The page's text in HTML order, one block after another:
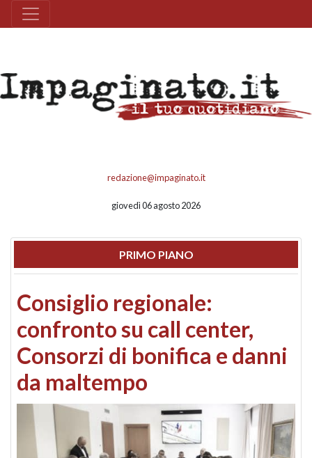
redazione@impaginato.it
giovedì 06 agosto 2026
PRIMO PIANO
Consiglio regionale:
confronto su call center,
Consorzi di bonifica e danni
da maltempo